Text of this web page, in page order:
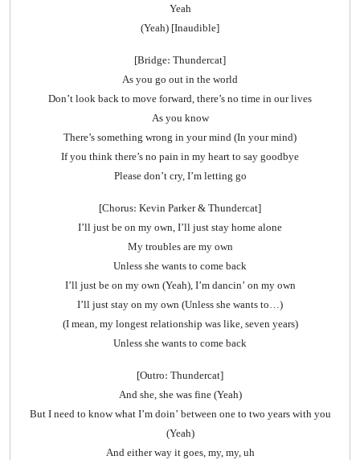
Yeah
[Inaudible] (Yeah)
[Bridge: Thundercat]
As you go out in the world
Don’t look back to move forward, there’s no time in our lives
As you know
There’s something wrong in your mind (In your mind)
If you think there’s no pain in my heart to say goodbye
Please don’t cry, I’m letting go
[Chorus: Kevin Parker & Thundercat]
I’ll just be on my own, I’ll just stay home alone
My troubles are my own
Unless she wants to come back
I’ll just be on my own (Yeah), I’m dancin’ on my own
I’ll just stay on my own (Unless she wants to…)
(I mean, my longest relationship was like, seven years)
Unless she wants to come back
[Outro: Thundercat]
And she, she was fine (Yeah)
But I need to know what I’m doin’ between one to two years with you
(Yeah)
And either way it goes, my, my, uh